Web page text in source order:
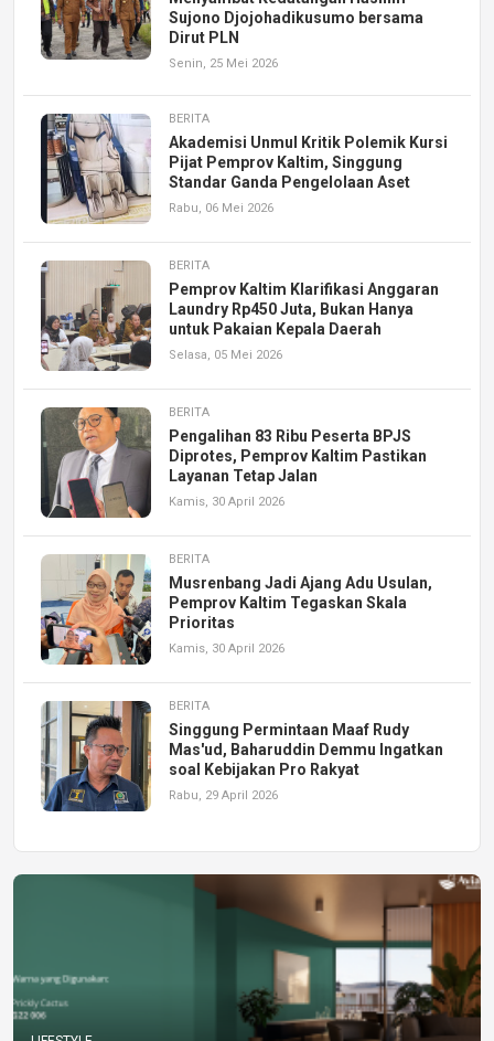
Sujono Djojohadikusumo bersama
Dirut PLN
Senin, 25 Mei 2026
BERITA
Akademisi Unmul Kritik Polemik Kursi
Pijat Pemprov Kaltim, Singgung
Standar Ganda Pengelolaan Aset
Rabu, 06 Mei 2026
BERITA
Pemprov Kaltim Klarifikasi Anggaran
Laundry Rp450 Juta, Bukan Hanya
untuk Pakaian Kepala Daerah
Selasa, 05 Mei 2026
BERITA
Pengalihan 83 Ribu Peserta BPJS
Diprotes, Pemprov Kaltim Pastikan
Layanan Tetap Jalan
Kamis, 30 April 2026
BERITA
Musrenbang Jadi Ajang Adu Usulan,
Pemprov Kaltim Tegaskan Skala
Prioritas
Kamis, 30 April 2026
BERITA
Singgung Permintaan Maaf Rudy
Mas'ud, Baharuddin Demmu Ingatkan
soal Kebijakan Pro Rakyat
Rabu, 29 April 2026